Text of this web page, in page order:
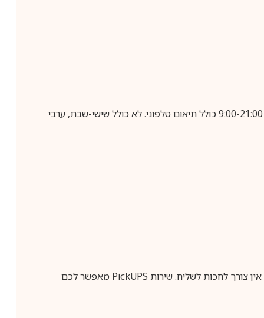
בביצוע הזמנה עד השעה 10:00 בימים א-ה, קבלת המשלוח תבוצע עד חמישה ימי עסקים מיום שלאחר ביצוע ההזמנה, בין השעות 9:00-21:00 כולל תיאום טלפוני. לא כולל שישי-שבת, ערבי
צורך לחכות לשליח. שירות PickUPS מאפשר לכם